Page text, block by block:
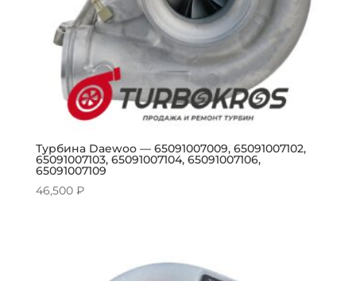
Турбина Daewoo — 65091007009, 65091007102,
65091007103, 65091007104, 65091007106,
65091007109
46,500 ₽